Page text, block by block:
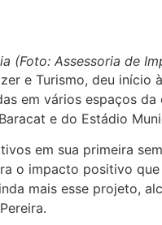
(Foto: Assessoria de
e Turismo, deu
em vários espaços
e do Estádio
em sua primeira
o impacto positivo
mais esse projeto,